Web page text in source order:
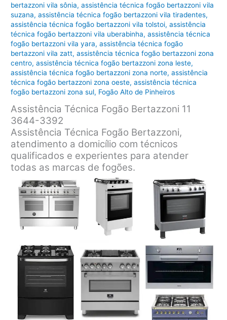
bertazzoni vila sônia,assistência técnica fogão bertazzoni vila
suzana,assistência técnica fogão bertazzoni vila tiradentes,
assistência técnica fogão bertazzoni vila tolstoi,assistência
técnica fogão bertazzoni vila uberabinha,assistência técnica
fogão bertazzoni vila yara,assistência técnica fogão
bertazzoni vila zatt,assistência técnica fogão bertazzoni zona
centro,assistência técnica fogão bertazzoni zona leste,
assistência técnica fogão bertazzoni zona norte,assistência
técnica fogão bertazzoni zona oeste,assistência técnica
fogão bertazzoni zona sul, Fogão Alto de Pinheiros
Assistência Técnica Fogão Bertazzoni 11
3644-3392
Assistência Técnica Fogão Bertazzoni,
atendimento a domicílio com técnicos
qualificados e experientes para atender
todas as marcas de fogões.